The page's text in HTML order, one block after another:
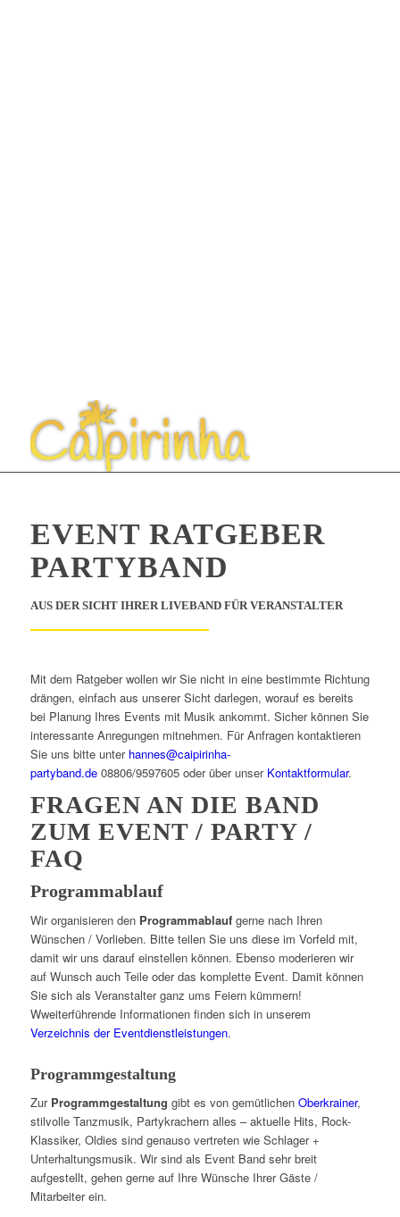
EVENT RATGEBER
PARTYBAND
AUS DER SICHT IHRER LIVEBAND FÜR VERANSTALTER
Mit dem Ratgeber wollen wir Sie nicht in eine bestimmte Richtung
drängen, einfach aus unserer Sicht darlegen, worauf es bereits
bei Planung Ihres Events mit Musik ankommt. Sicher können Sie
interessante Anregungen mitnehmen. Für Anfragen kontaktieren
Sie uns bitte unter hannes@caipirinha-
partyband.de08806/9597605 oder über unser Kontaktformular.
FRAGEN AN DIE BAND
ZUM EVENT / PARTY /
FAQ
Programmablauf
Wir organisieren den Programmablaufgerne nach Ihren
Wünschen / Vorlieben. Bitte teilen Sie uns diese im Vorfeld mit,
damit wir uns darauf einstellen können. Ebenso moderieren wir
auf Wunsch auch Teile oder das komplette Event. Damit können
Sie sich als Veranstalter ganz ums Feiern kümmern!
Wweiterführende Informationen finden sich in unserem
Verzeichnis der Eventdienstleistungen.
Programmgestaltung
Zur Programmgestaltung gibt es von gemütlichen Oberkrainer,
stilvolle Tanzmusik, Partykrachern alles – aktuelle Hits, Rock-
Klassiker, Oldies sind genauso vertreten wie Schlager +
Unterhaltungsmusik. Wir sind als Event Band sehr breit
aufgestellt, gehen gerne auf Ihre Wünsche Ihrer Gäste /
Mitarbeiter ein.